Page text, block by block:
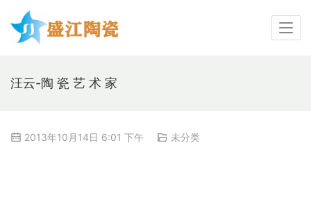
汪云-陶 瓷 艺 术 家
2013年10月14日 6:01 下午 未分类